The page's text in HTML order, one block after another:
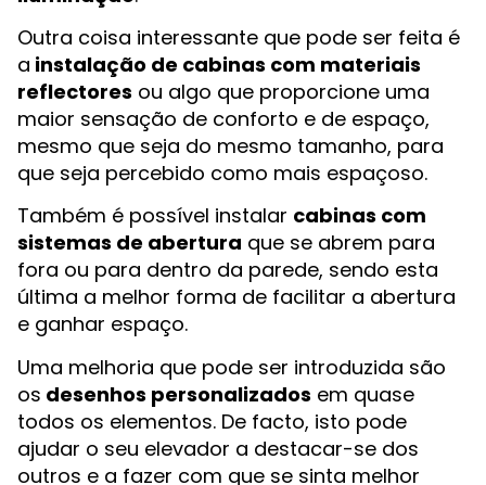
Outra coisa interessante que pode ser feita é
a instalação de cabinas com materiais
reflectores ou algo que proporcione uma
maior sensação de conforto e de espaço,
mesmo que seja do mesmo tamanho, para
que seja percebido como mais espaçoso.
Também é possível instalar cabinas com
sistemas de abertura que se abrem para
fora ou para dentro da parede, sendo esta
última a melhor forma de facilitar a abertura
e ganhar espaço.
Uma melhoria que pode ser introduzida são
os desenhos personalizados em quase
todos os elementos. De facto, isto pode
ajudar o seu elevador a destacar-se dos
outros e a fazer com que se sinta melhor